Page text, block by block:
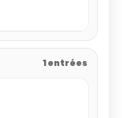
1 entrées